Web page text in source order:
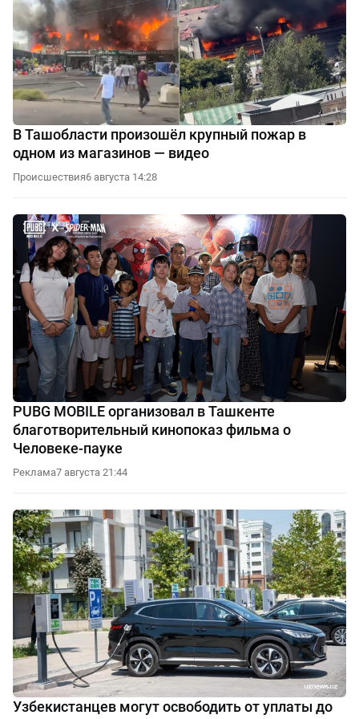
В Ташобласти произошёл крупный пожар в
одном из магазинов — видео
Происшествия6 августа 14:28
PUBG MOBILE организовал в Ташкенте
благотворительный кинопоказ фильма о
Человеке-пауке
Реклама7 августа 21:44
Узбекистанцев могут освободить от уплаты до